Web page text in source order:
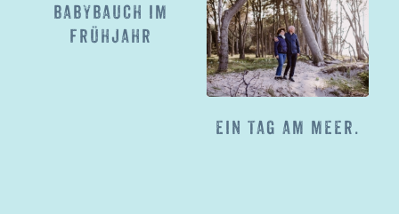
BABYBAUCH IM
FRÜHJAHR
EIN TAG AM MEER.